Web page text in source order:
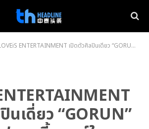
ENTERTAINMENT เปิดตัวศิลปินเดี่ยว “GORUN” ชวนอินเลิฟแบบขี้นอยด์ในซิงเกิลแรกสุดคิ้วท์ “นอยด์อ่ะ”
นเดี่ยว “GORUN”